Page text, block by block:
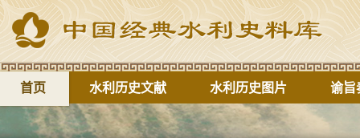
首页 水利历史文献 水利历史图片 谕旨